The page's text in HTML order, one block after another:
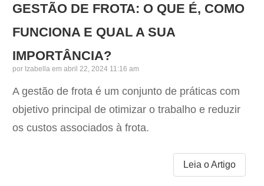
GESTÃO DE FROTA: O QUE É, COMO
FUNCIONA E QUAL A SUA
IMPORTÂNCIA?
por Izabella em abril 22, 2024 11:16 am
A gestão de frota é um conjunto de práticas com
objetivo principal de otimizar o trabalho e reduzir
os custos associados à frota.
Leia o Artigo